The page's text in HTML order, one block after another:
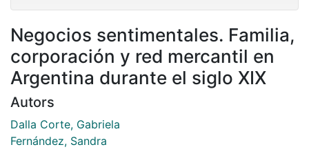
Negocios sentimentales. Familia,
corporación y red mercantil en
Argentina durante el siglo XIX
Autors
Dalla Corte, Gabriela
Fernández, Sandra